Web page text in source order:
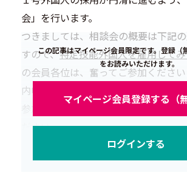
会」を行います。
つきましては、相談会の概要は下記
すので、特定技能外国人を雇用して
の会員各位は、奮ってご参加くださ
内申し上げます。
参加をご希望される方は、下記URLよ
ださい。
＜就職相談会＞外国人求職者と面談
この記事はマイページ会員限定です。登録（
をお読みいただけます。
マイページ会員登録する（無
ログインする